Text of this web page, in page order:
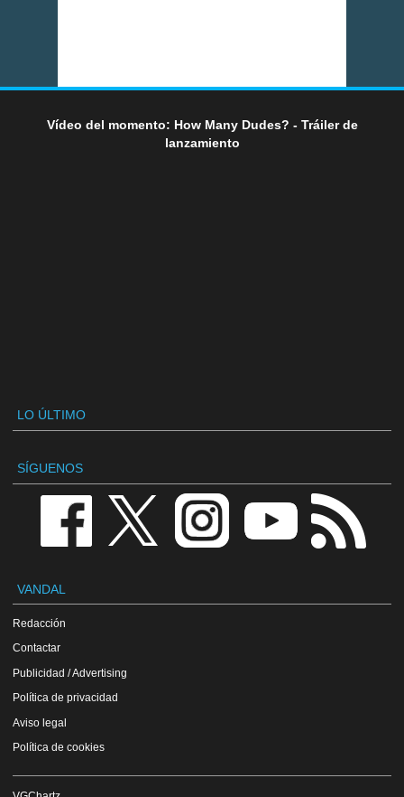
Vídeo del momento: How Many Dudes? - Tráiler de
lanzamiento
LO ÚLTIMO
SÍGUENOS
VANDAL
Redacción
Contactar
Publicidad / Advertising
Política de privacidad
Aviso legal
Política de cookies